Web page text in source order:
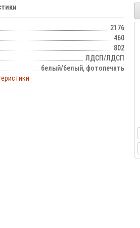
2176
460
802
ЛДСП/ЛДСП
белый/белый, фотопечать